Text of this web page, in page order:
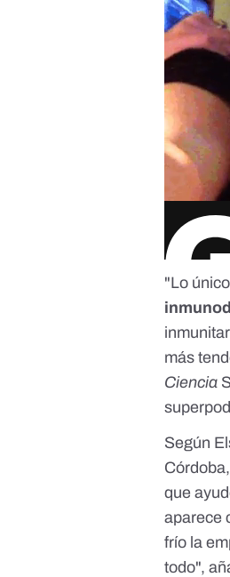
"Lo
más
Ciencia
Según
Córdoba
que
aparece
frío la
todo",